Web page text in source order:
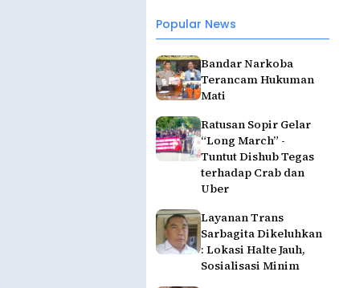
Popular News
Bandar Narkoba
Terancam Hukuman
Mati
Ratusan Sopir Gelar
“Long March” -
Tuntut Dishub Tegas
terhadap Crab dan
Uber
Layanan Trans
Sarbagita Dikeluhkan
: Lokasi Halte Jauh,
Sosialisasi Minim